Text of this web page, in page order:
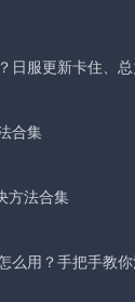
日服更新卡住、
合集
方法合集
么用？手把手教